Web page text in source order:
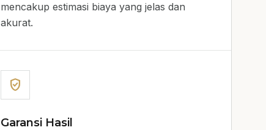
mencakup estimasi biaya yang jelas dan
akurat.
verified_user
Garansi Hasil